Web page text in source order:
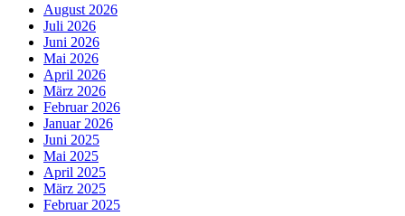
August 2026
Juli 2026
Juni 2026
Mai 2026
April 2026
März 2026
Februar 2026
Januar 2026
Juni 2025
Mai 2025
April 2025
März 2025
Februar 2025